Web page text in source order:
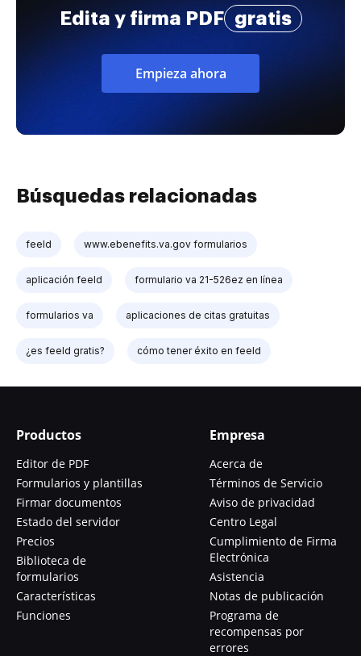
Edita y firma PDF gratis
Empieza ahora
Búsquedas relacionadas
feeld www.ebenefits.va.gov formularios
aplicación feeld formulario va 21-526ez en línea
formularios va aplicaciones de citas gratuitas
¿es feeld gratis? cómo tener éxito en feeld
Productos
Editor de PDF
Formularios y plantillas
Firmar documentos
Estado del servidor
Precios
Biblioteca de
formularios
Características
Funciones
Empresa
Acerca de
Términos de Servicio
Aviso de privacidad
Centro Legal
Cumplimiento de Firma
Electrónica
Asistencia
Notas de publicación
Programa de
recompensas por
errores